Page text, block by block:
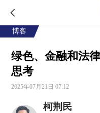
博客
绿色、金融和法
思考
2025年07月21日 07:12
柯荆民